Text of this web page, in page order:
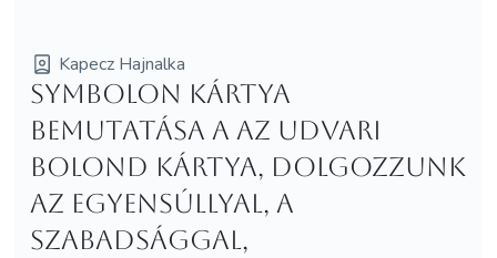
Kapecz Hajnalka
Symbolon kártya
bemutatása a Az Udvari
Bolond kártya, dolgozzunk
az egyensúllyal, a
szabadsággal,